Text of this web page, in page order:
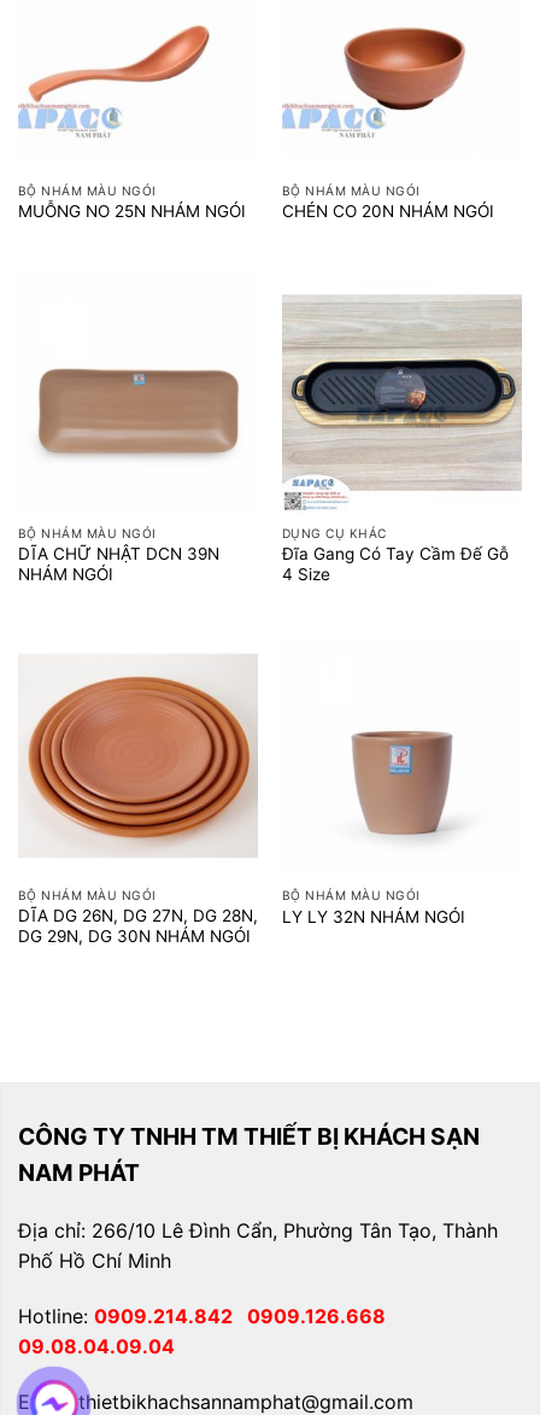
BỘ NHÁM MÀU NGÓI
MUỖNG NO 25N NHÁM NGÓI
BỘ NHÁM MÀU NGÓI
CHÉN CO 20N NHÁM NGÓI
BỘ NHÁM MÀU NGÓI
DĨA CHỮ NHẬT DCN 39N
NHÁM NGÓI
DỤNG CỤ KHÁC
Đĩa Gang Có Tay Cầm Đế Gỗ
4 Size
BỘ NHÁM MÀU NGÓI
DĨA DG 26N, DG 27N, DG 28N,
DG 29N, DG 30N NHÁM NGÓI
BỘ NHÁM MÀU NGÓI
LY LY 32N NHÁM NGÓI
CÔNG TY TNHH TM THIẾT BỊ KHÁCH SẠN
NAM PHÁT
Địa chỉ: 266/10 Lê Đình Cẩn, Phường Tân Tạo, Thành
Phố Hồ Chí Minh
Hotline: 0909.214.842 0909.126.668
09.08.04.09.04
Email: thietbikhachsannamphat@gmail.com